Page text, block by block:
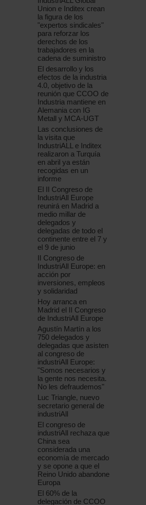
Union e Inditex crean
la figura de los
"expertos sindicales"
para reforzar los
derechos de los
trabajadores en la
cadena de suministro
El desarrollo y los
efectos de la industria
4.0, objetivo de la
reunión que CCOO de
Industria mantiene en
Alemania con IG
Metall y MCA-UGT
Las conclusiones de
la visita que
IndustriALL e Inditex
realizaron a Turquía
en abril ya están
recogidas en un
informe
El II Congreso de
IndustriAll Europe
reunirá en Madrid a
medio millar de
delegados y
delegadas de todo el
continente entre el 7 y
el 9 de junio
II Congreso de
IndustriAll Europe: en
acción por
inversiones, empleos
y solidaridad
Hoy arranca en
Madrid el II Congreso
de IndustriAll Europe
Agustín Martín a los
750 delegados y
delegadas que asisten
al congreso de
industriAll Europe:
"Somos necesarios y
la gente nos necesita.
No les defraudemos"
Luc Triangle, nuevo
secretario general de
industriAll
El congreso de
industriAll rechaza que
China sea
considerada una
economía de mercado
y se opone a que el
Reino Unido abandone
Europa
El 60% de la
delegación de CCOO